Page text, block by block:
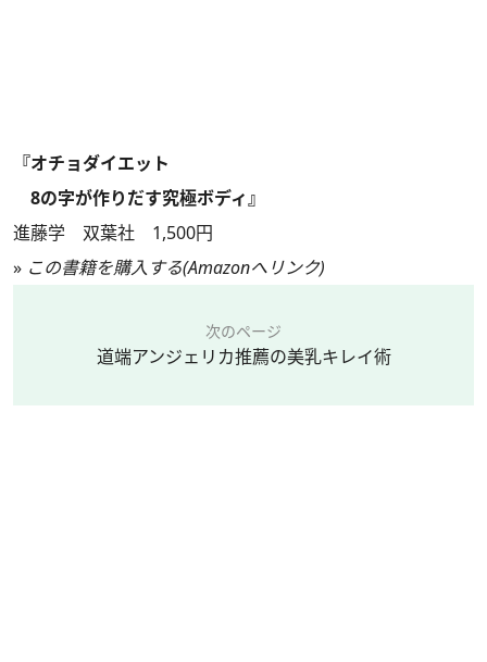
『オチョダイエット
8の字が作りだす究極ボディ』
進藤学 双葉社 1,500円
» この書籍を購入する(Amazonへリンク)
次のページ
道端アンジェリカ推薦の美乳キレイ術